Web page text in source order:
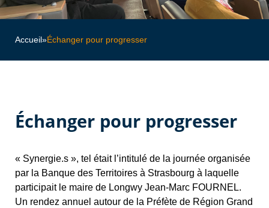
Accueil»Échanger pour progresser
Échanger pour progresser
« Synergie.s », tel était l’intitulé de la journée organisée
par la Banque des Territoires à Strasbourg à laquelle
participait le maire de Longwy Jean-Marc FOURNEL.
Un rendez annuel autour de la Préfète de Région Grand